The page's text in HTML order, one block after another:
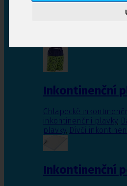
Inkontinenční
Inkontinenční
Chlapecké
inkontinenční plavky,
plavky, Dívčí
Inkontinenční